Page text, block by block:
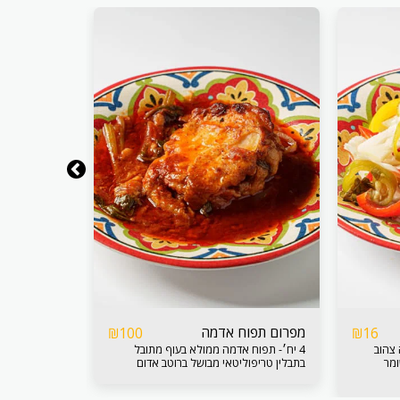
₪16
צהוב
מפרום תפוח אדמה ₪100
4 יח׳- תפוח אדמה ממולא בעוף מתובל
בתבלין טריפוליטאי מבושל ברוטב אדום